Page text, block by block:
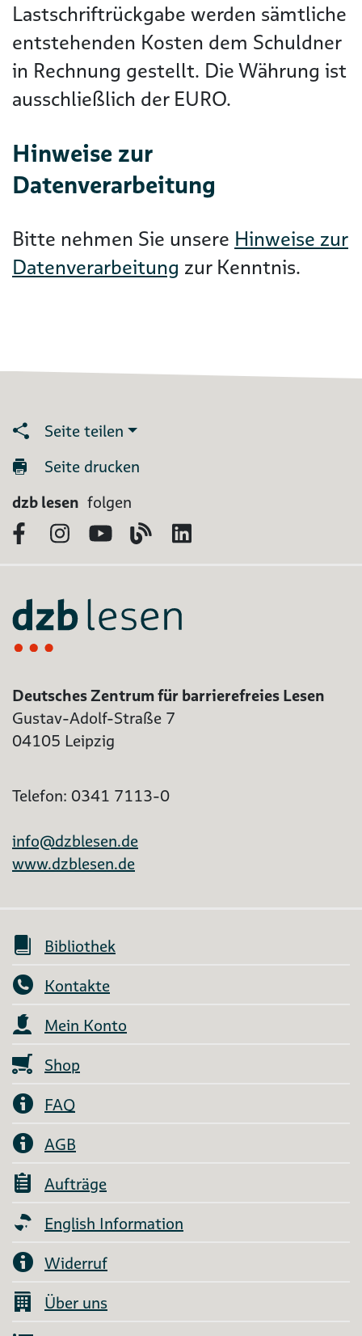
Lastschriftrückgabe werden sämtliche
entstehenden Kosten dem Schuldner
in Rechnung gestellt. Die Währung ist
ausschließlich der EURO.
Hinweise zur
Datenverarbeitung
Bitte nehmen Sie unsere Hinweise zur
Datenverarbeitung zur Kenntnis.
Seite teilen
Seite drucken
dzb lesen folgen
FacebookInstagram
YouTubeBlog
Deutsches Zentrum für barrierefreies Lesen
Gustav-Adolf-Straße 7
04105 Leipzig
Telefon: 0341 7113-0
info@dzblesen.de
www.dzblesen.de
Bibliothek
Kontakte
Mein Konto
Shop
FAQ
AGB
Aufträge
English Information
Widerruf
Über uns